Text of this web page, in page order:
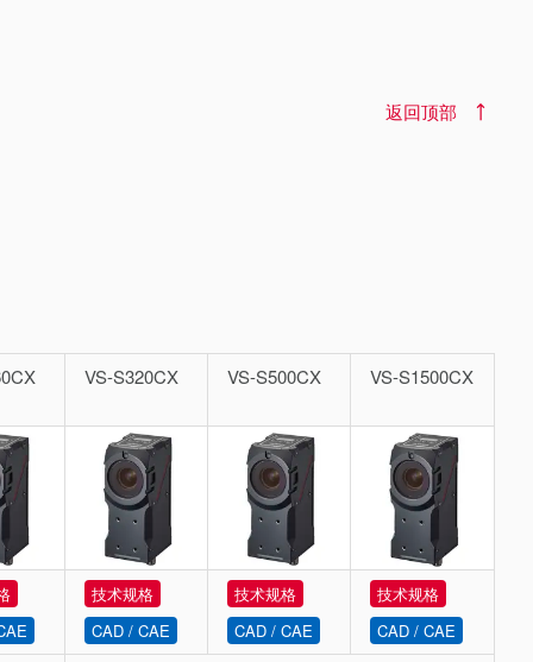
返回顶部
VS-S320CX VS-S500CX VS-S1500CX
技术规格
CAD / CAE
技术规格
CAD / CAE
技术规格
CAD / CAE